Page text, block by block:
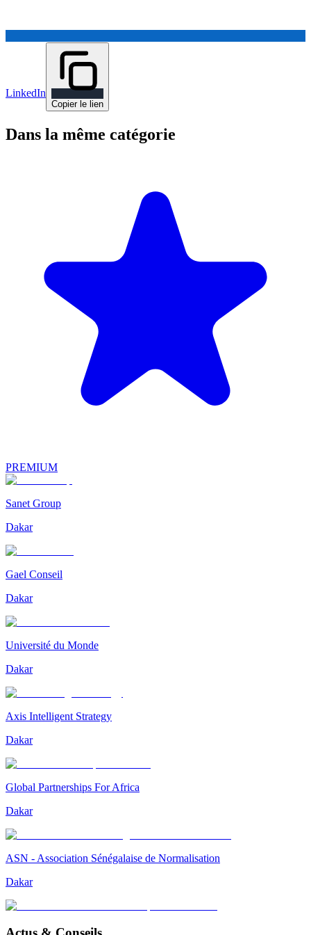
LinkedIn
Copier le lien
Dans la même catégorie
PREMIUM
Sanet Group
Dakar
Gael Conseil
Dakar
Université du Monde
Dakar
Axis Intelligent Strategy
Dakar
Global Partnerships For Africa
Dakar
ASN - Association Sénégalaise de Normalisation
Dakar